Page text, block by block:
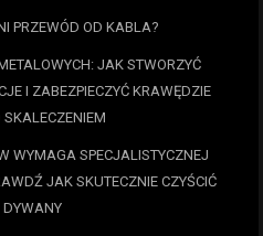
PRZEWÓD OD KABLA?
JAK STWORZYĆ
I ZABEZPIECZYĆ KRAWĘDZIE
SKALECZENIEM
WYMAGA SPECJALISTYCZNEJ
JAK SKUTECZNIE CZYŚCIĆ
DYWANY